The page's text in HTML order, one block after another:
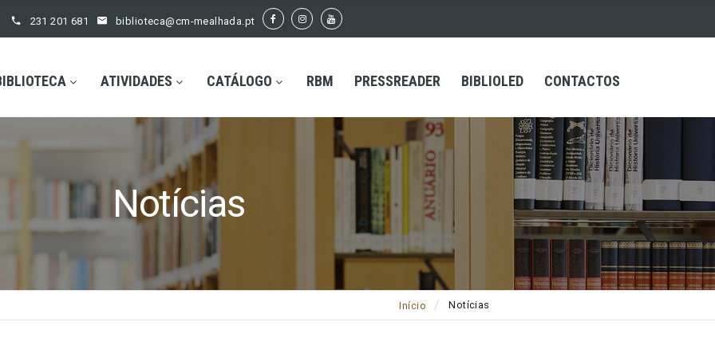
231 201 681 biblioteca@cm-mealhada.pt
ATIVIDADES CATÁLOGO RBM PRESSREADER BIBLIOLED CONTACTOS
Notícias
Início Notícias